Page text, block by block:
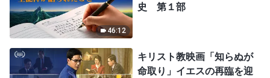
46:12
史 第１部
キリスト教映画「知らぬが
命取り」イエスの再臨を迎